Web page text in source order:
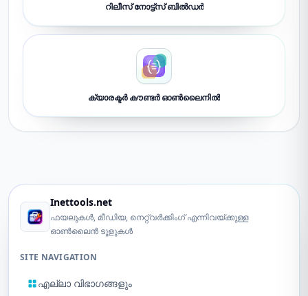
റിലീസ് നോട്ട്സ് ബിൽഡർ
ക്യാരക്ടർ കൗണ്ടർ ഓൺലൈനിൽ
Inettools.net
ഫയലുകൾ, മീഡിയ, നെറ്റ്‌വർക്കിംഗ് എന്നിവയ്ക്കുള്ള
ഓൺലൈൻ ടൂളുകൾ
SITE NAVIGATION
എല്ലാ വിഭാഗങ്ങളും